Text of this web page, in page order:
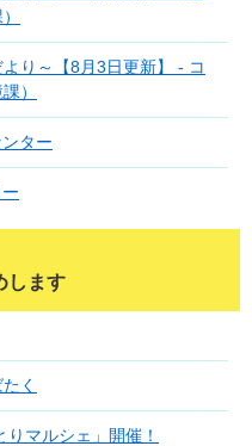
り～【8月3日更新】 - コ
）
ター
します
く
マルシェ」開催！